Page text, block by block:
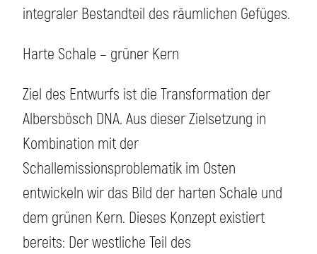
integraler Bestandteil des räumlichen Gefüges.
Harte Schale – grüner Kern
Ziel des Entwurfs ist die Transformation der
Albersbösch DNA. Aus dieser Zielsetzung in
Kombination mit der
Schallemissionsproblematik im Osten
entwickeln wir das Bild der harten Schale und
dem grünen Kern. Dieses Konzept existiert
bereits: Der westliche Teil des